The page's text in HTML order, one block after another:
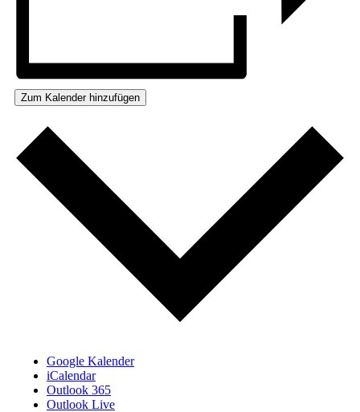
Zum Kalender hinzufügen
Google Kalender
iCalendar
Outlook 365
Outlook Live